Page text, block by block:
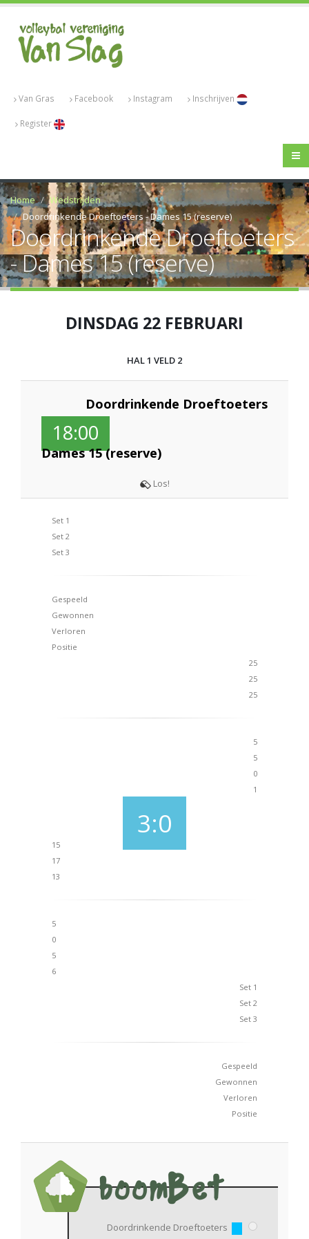
Van Gras Facebook Instagram Inschrijven
Register
Home
Wedstrijden
Doordrinkende Droeftoeters - Dames 15 (reserve)
Doordrinkende Droeftoeters
- Dames 15 (reserve)
DINSDAG 22 FEBRUARI
HAL 1 VELD 2
Doordrinkende Droeftoeters
18:00
Dames 15 (reserve)
Los!
Set 1
Set 2
Set 3
Gespeeld
Gewonnen
Verloren
Positie
25
25
25
5
5
0
1
3:0
15
17
13
5
0
5
6
Set 1
Set 2
Set 3
Gespeeld
Gewonnen
Verloren
Positie
Doordrinkende Droeftoeters